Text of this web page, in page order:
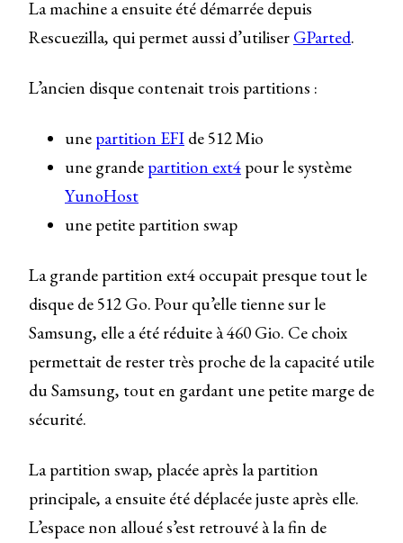
La machine a ensuite été démarrée depuis
Rescuezilla, qui permet aussi d’utiliser GParted.
L’ancien disque contenait trois partitions :
une partition EFI de 512 Mio
une grande partition ext4 pour le système
YunoHost
une petite partition swap
La grande partition ext4 occupait presque tout le
disque de 512 Go. Pour qu’elle tienne sur le
Samsung, elle a été réduite à 460 Gio. Ce choix
permettait de rester très proche de la capacité utile
du Samsung, tout en gardant une petite marge de
sécurité.
La partition swap, placée après la partition
principale, a ensuite été déplacée juste après elle.
L’espace non alloué s’est retrouvé à la fin de